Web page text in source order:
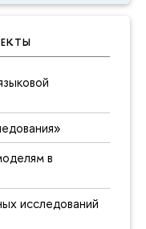
в
исследований